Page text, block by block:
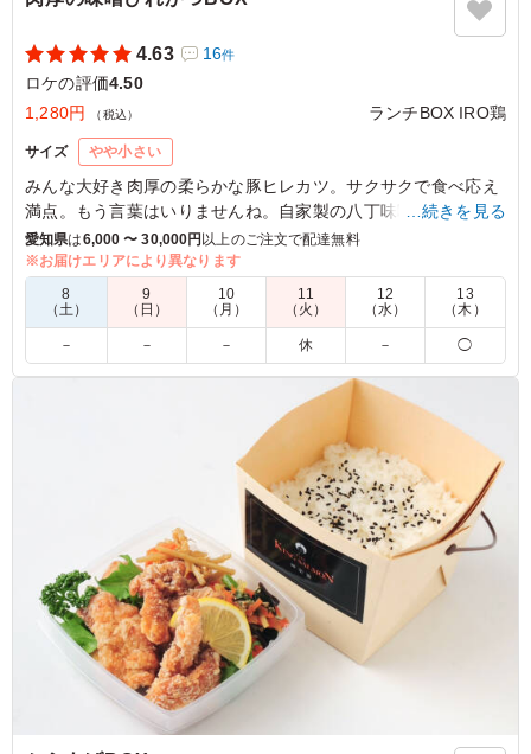
4.63 16件
ロケの評価4.50
1,280円
（税込） ランチBOX IRO鶏
サイズ やや小さい
みんな大好き肉厚の柔らかな豚ヒレカツ。サクサクで食べ応え
満点。もう言葉はいりませんね。自家製の八丁味噌ソースなの
で、名古屋名物が食べたいお客様などに大変人気があります。
コンパクトサイズのランチBOXです！
5.0 株式会社映像ボックス
おかずも美味しく本当に満足でした。 ご飯もただの白飯
ではなく、ゴマがかかっており、見た目も器がかわいく最
高でした。 ピクニックのようにルンルン持ち運べます！
›ロケ
愛知県名古屋市天白区天白町野並2021/02/17
…続きを見る
愛知県は6,000 〜 30,000円以上のご注文で配達無料
※お届けエリアにより異なります
8
（土）
9
（日）
10
（月）
11
（火）
12
（水）
13
（木）
－ － － 休 － ◯